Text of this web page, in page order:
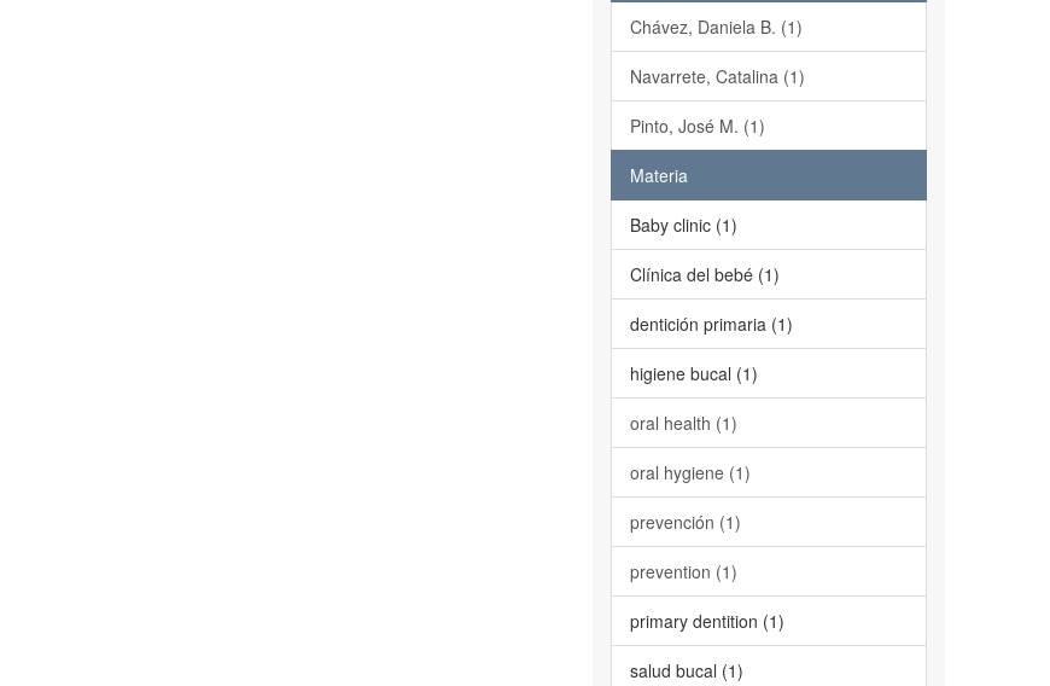
Chávez, Daniela B. (1)
Navarrete, Catalina (1)
Pinto, José M. (1)
Materia
Baby clinic (1)
Clínica del bebé (1)
dentición primaria (1)
higiene bucal (1)
oral health (1)
oral hygiene (1)
prevención (1)
prevention (1)
primary dentition (1)
salud bucal (1)